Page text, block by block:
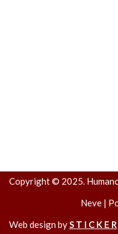
Copyright © 2025.
Neve |
Web design byS T I C K E R